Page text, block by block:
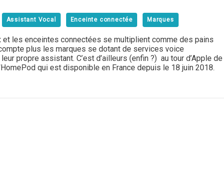
Assistant Vocal Enceinte connectée Marques
les enceintes connectées se multiplient comme des pains
plus les marques se dotant de services voice
propre assistant. C’est d’ailleurs (enfin ?) au tour d’Apple de
qui est disponible en France depuis le 18 juin 2018.